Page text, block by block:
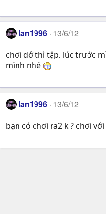
lan1996 13/6/12
chơi dở thì tập, lúc trước
mình nhé
lan1996 13/6/12
bạn có chơi ra2 k ? chơi